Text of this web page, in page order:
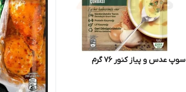
سوپ عدس و پیاز کنور 76 گرم